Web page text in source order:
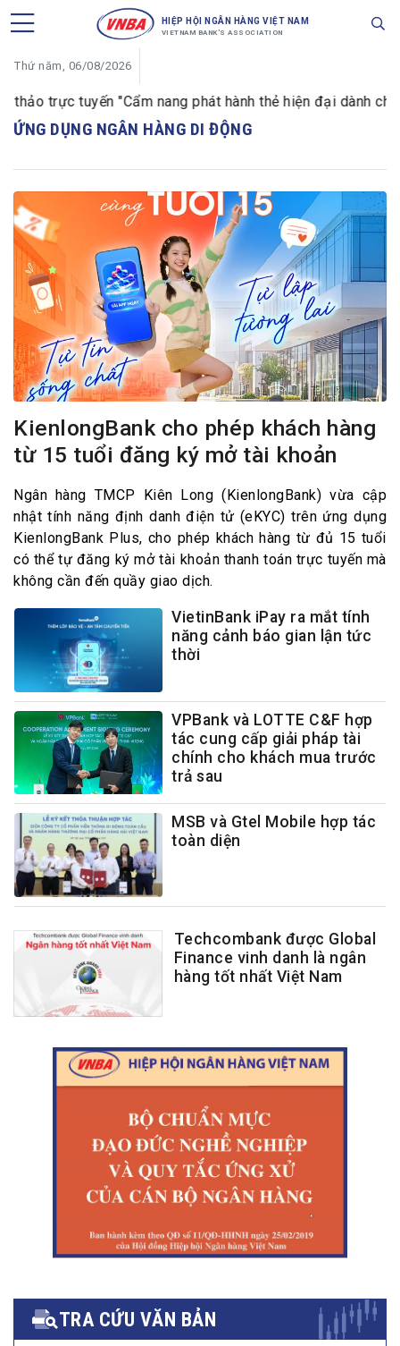
HIỆP HỘI NGÂN HÀNG VIỆT NAM
VIETNAM BANK'S ASSOCIATION
Thứ năm, 06/08/2026
trực tuyến "Cẩm nang phát hành thẻ hiện đại dành cho
ỨNG DỤNG NGÂN HÀNG DI ĐỘNG
KienlongBank cho phép khách hàng
từ 15 tuổi đăng ký mở tài khoản
Ngân hàng TMCP Kiên Long (KienlongBank) vừa cập
nhật tính năng định danh điện tử (eKYC) trên ứng dụng
KienlongBank Plus, cho phép khách hàng từ đủ 15 tuổi
có thể tự đăng ký mở tài khoản thanh toán trực tuyến mà
không cần đến quầy giao dịch.
VietinBank iPay ra mắt tính
năng cảnh báo gian lận tức
thời
VPBank và LOTTE C&F hợp
tác cung cấp giải pháp tài
chính cho khách mua trước
trả sau
MSB và Gtel Mobile hợp tác
toàn diện
Techcombank được Global
Finance vinh danh là ngân
hàng tốt nhất Việt Nam
TRA CỨU VĂN BẢN